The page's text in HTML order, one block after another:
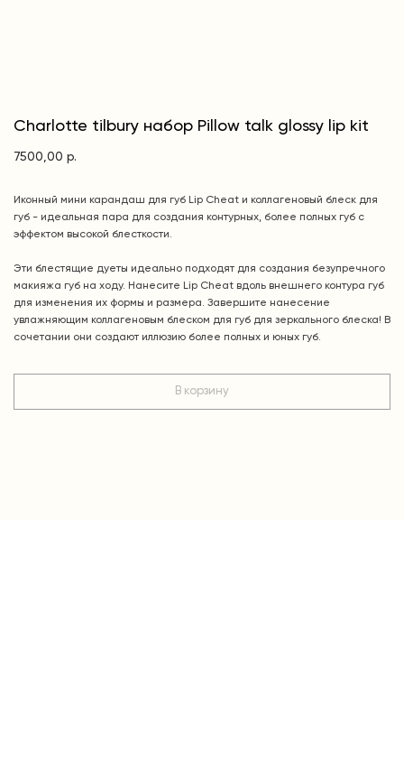
Charlotte tilbury набор Pillow talk glossy lip kit
7500,00 р.
В корзину
Иконный мини карандаш для губ Lip Cheat и коллагеновый блеск для
губ - идеальная пара для создания контурных, более полных губ с
эффектом высокой блесткости.
Эти блестящие дуеты идеально подходят для создания безупречного
макияжа губ на ходу. Нанесите Lip Cheat вдоль внешнего контура губ
для изменения их формы и размера. Завершите нанесение
увлажняющим коллагеновым блеском для губ для зеркального блеска! В
сочетании они создают иллюзию более полных и юных губ.